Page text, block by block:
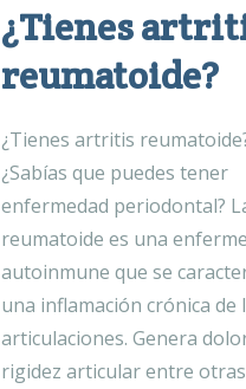
¿Tienes
reumatoide?
¿Tienes artritis
¿Sabías que puedes tener
enfermedad periodontal?
reumatoide es una
autoinmune que se
una inflamación crónica de
articulaciones. Genera
rigidez articular entre